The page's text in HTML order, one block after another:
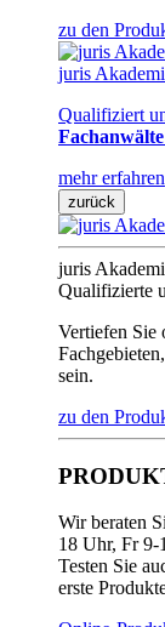
zu den
juris
Qualifiziert
Fachanwälte
mehr erfahren
zurück
juris
Qualifizierte
Vertiefen Sie
sein.
zu den
Wir beraten
18 Uhr, Fr 9-
Testen Sie
erste